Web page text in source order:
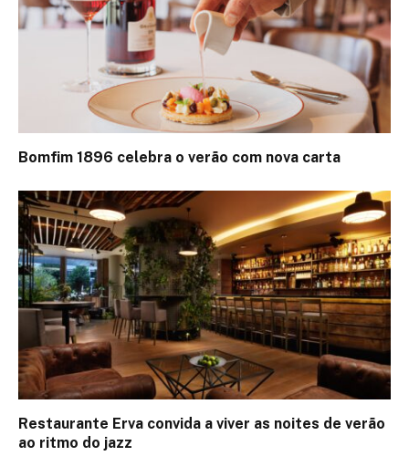
Bomfim 1896 celebra o verão com nova carta
Restaurante Erva convida a viver as noites de verão
ao ritmo do jazz